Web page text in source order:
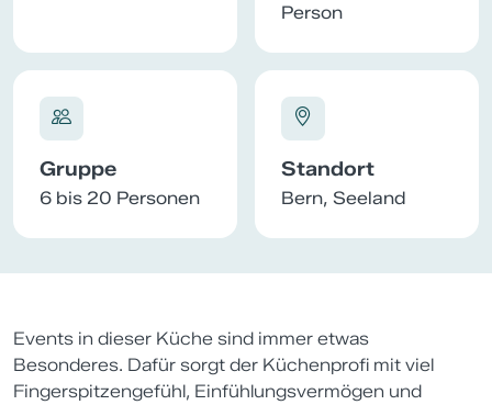
Person
Gruppe
6 bis 20 Personen
Standort
Bern, Seeland
Events in dieser Küche sind immer etwas
Besonderes. Dafür sorgt der Küchenprofi mit viel
Fingerspitzengefühl, Einfühlungsvermögen und